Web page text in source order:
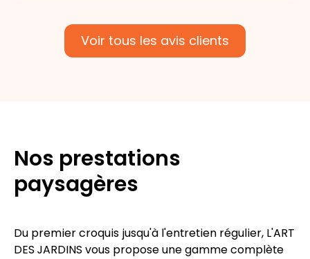
Voir tous les avis clients
Nos prestations
paysagères
Du premier croquis jusqu'à l'entretien régulier, L'ART
DES JARDINS vous propose une gamme complète